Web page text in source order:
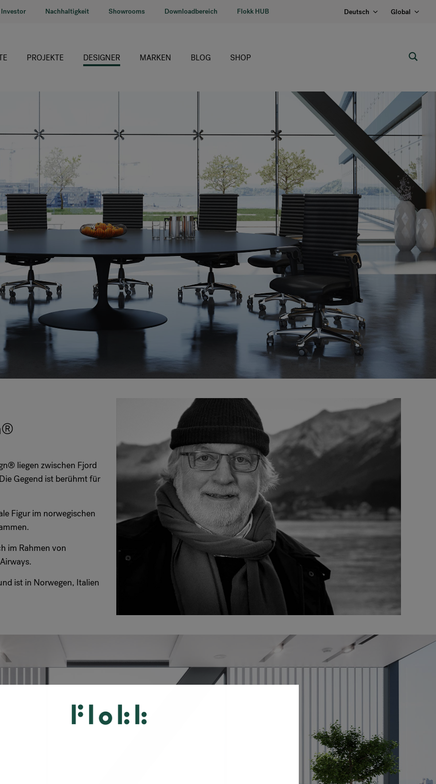
Investor Nachhaltigkeit Showrooms Downloadbereich Flokk HUB Deutsch Global
PROJEKTE DESIGNER MARKEN
Connection
9to5 Seating
VIA Seating
Stylex
Spec
BLOG SHOP
liegen zwischen Fjord
Gegend ist berühmt für
Figur im norwegischen
im Rahmen von
ist in Norwegen, Italien